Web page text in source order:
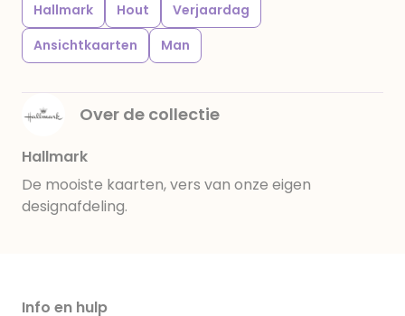
Hallmark Hout
Verjaardag
Ansichtkaarten
Man
Over de collectie
Hallmark
De mooiste kaarten, vers van onze eigen
designafdeling.
Info en hulp